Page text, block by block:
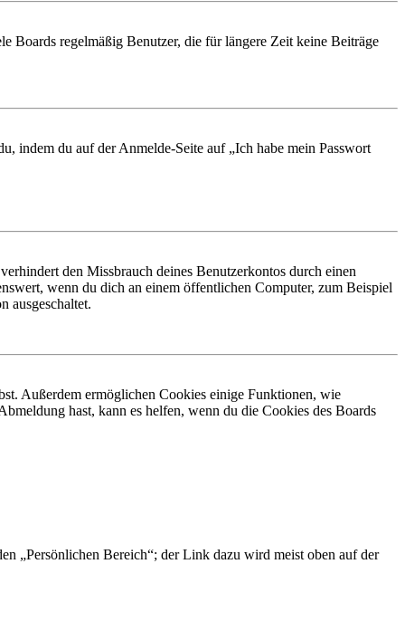
Boards regelmäßig Benutzer, die für längere Zeit keine Beiträge
indem du auf der Anmelde-Seite auf „Ich habe mein Passwort
den Missbrauch deines Benutzerkontos durch einen
wenn du dich an einem öffentlichen Computer, zum Beispiel
ausgeschaltet.
Außerdem ermöglichen Cookies einige Funktionen, wie
hast, kann es helfen, wenn du die Cookies des Boards
„Persönlichen Bereich“; der Link dazu wird meist oben auf der